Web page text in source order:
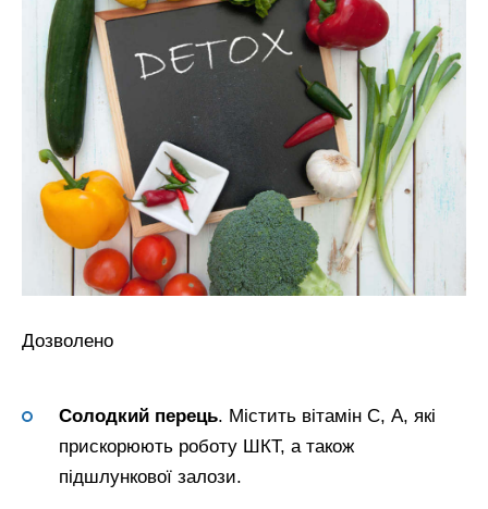
Дозволено
Солодкий перець. Містить вітамін С, А, які
прискорюють роботу ШКТ, а також
підшлункової залози.